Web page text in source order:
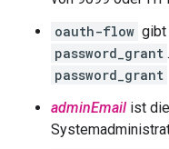
oauth-flow gibt
password_grant
password_grant
adminEmail ist